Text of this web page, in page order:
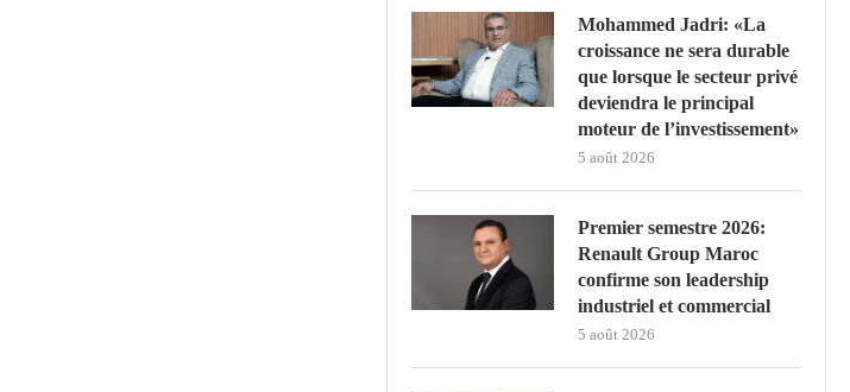
Mohammed Jadri: «La
croissance ne sera durable
que lorsque le secteur privé
deviendra le principal
moteur de l’investissement»
5 août 2026
Premier semestre 2026:
Renault Group Maroc
confirme son leadership
industriel et commercial
5 août 2026